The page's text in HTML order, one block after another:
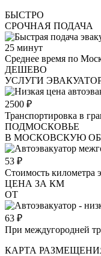
БЫСТРО
СРОЧНАЯ ПОДАЧА
25 минут
Среднее время по
ДЕШЕВО
УСЛУГИ
2500 ₽
Транспортировка в
ПОДМОСКОВЬЕ
В МОСКОВСКУЮ
53 ₽
Стоимость километра
ЦЕНА ЗА КМ
ОТ
63 ₽
При междугородней
КАРТА